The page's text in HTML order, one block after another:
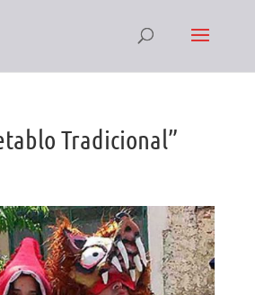
Tradicional”